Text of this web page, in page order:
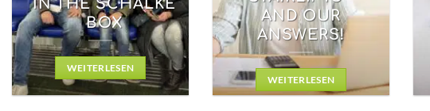
IN THE SCHALKE
BOX
WEITERLESEN
AND OUR
ANSWERS!
WEITERLESEN